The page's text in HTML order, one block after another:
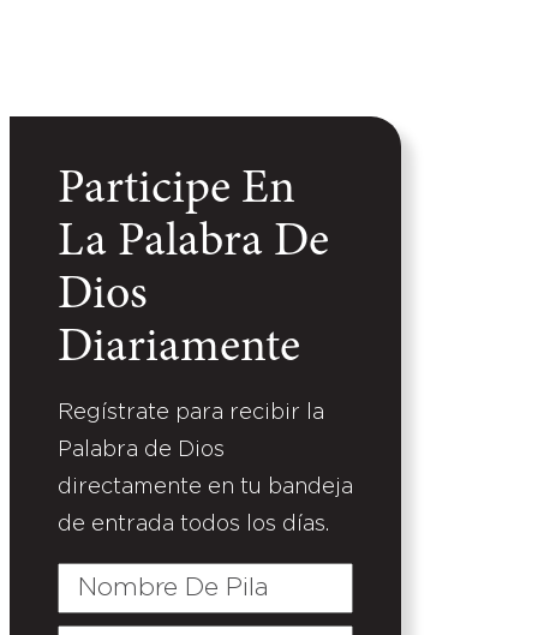
Participe En
La Palabra De
Dios
Diariamente
Regístrate para recibir la
Palabra de Dios
directamente en tu bandeja
de entrada todos los días.
Nombre